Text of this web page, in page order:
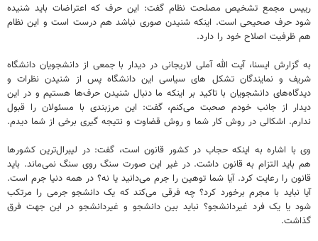
رییس مجمع تشخیص مصلحت نظام گفت: این حرف که اعتراضات باید شنیده
شود حرف صحیحی است. اینکه شنیدن صوری نباشد هم درست است و این نظام
هم ظرفیت اصلاح خود را دارد.
به گزارش ایسنا، آیت الله آملی لاریجانی در دیدار با جمعی از دانشجویان دانشگاه
شریف و نمایندگان تشکل های سیاسی این دانشگاه پس از شنیدن نظرات و
دیدگاه‌های دانشجویان با تاکید بر اینکه ما دنبال شنیدن حرف‌ها هستیم و در این
دیدار از جانب خودم صحبت می‌کنم، گفت: این مرزبندی با مسئولان را قبول
ندارم. اشکالی در روش کار شما و روش قضاوت و نتیجه گیری برخی از شما دیدم.
وی با اشاره به اینکه حجاب در کشور قانون است، گفت: در لیبرال‌ترین کشورها
هم باید التزام به قانون داشت. در غیر این صورت سنگ روی سنگ نمی‌ماند. باید
قانون را رعایت کرد. آیا شما توهین را جرم می‌دانید یا نه؟ در همه دنیا جرم است.
آیا نباید با مجرم برخورد کرد؟ چه فرقی می‌کند که یک دانشجو جرمی را مرتکب
شود یا یک فرد غیردانشجو؟ نباید بین دانشجو و غیردانشجو در این جهت فرق
گذاشت.